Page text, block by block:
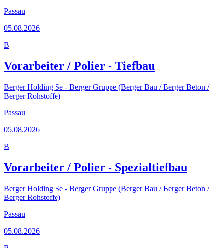
Passau
05.08.2026
B
Vorarbeiter / Polier - Tiefbau
Berger Holding Se - Berger Gruppe (Berger Bau / Berger Beton /
Berger Rohstoffe)
Passau
05.08.2026
B
Vorarbeiter / Polier - Spezialtiefbau
Berger Holding Se - Berger Gruppe (Berger Bau / Berger Beton /
Berger Rohstoffe)
Passau
05.08.2026